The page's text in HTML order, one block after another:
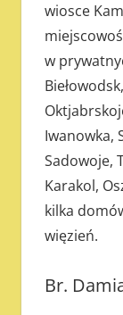
wiosce
w
Iwanowka,
Sadowoje,
Karakol,
kilka
więzień.
Br.